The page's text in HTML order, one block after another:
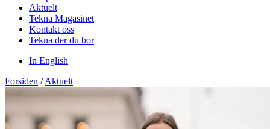
Aktuelt
Tekna Magasinet
Kontakt oss
Tekna der du bor
In English
Forsiden / Aktuelt